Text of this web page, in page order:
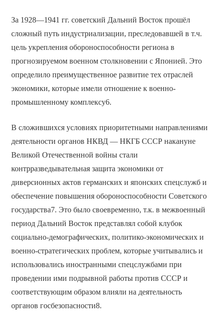
За 1928—1941 гг. советский Дальний Восток прошёл
сложный путь индустриализации, преследовавшей в т.ч.
цель укрепления обороноспособности региона в
прогнозируемом военном столкновении с Японией. Это
определило преимущественное развитие тех отраслей
экономики, которые имели отношение к военно-
промышленному комплексу6.
В сложившихся условиях приоритетными направлениями
деятельности органов НКВД — НКГБ СССР накануне
Великой Отечественной войны стали
контрразведывательная защита экономики от
диверсионных актов германских и японских спецслужб и
обеспечение повышения обороноспособности Советского
государства7. Это было своевременно, т.к. в межвоенный
период Дальний Восток представлял собой клубок
социально-демографических, политико-экономических и
военно-стратегических проблем, которые учитывались и
использовались иностранными спецслужбами при
проведении ими подрывной работы против СССР и
соответствующим образом влияли на деятельность
органов госбезопасности8.